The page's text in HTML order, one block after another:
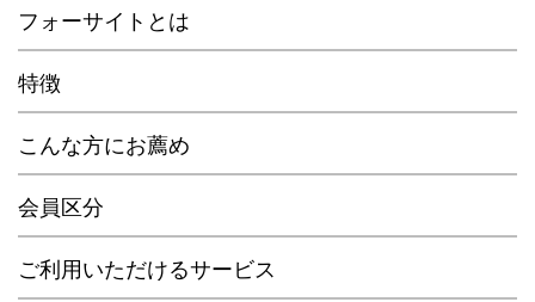
フォーサイトとは
特徴
こんな方にお薦め
会員区分
ご利用いただけるサービス